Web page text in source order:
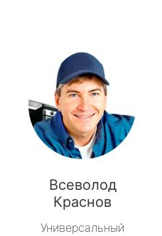
Всеволод
Краснов
Универсальный